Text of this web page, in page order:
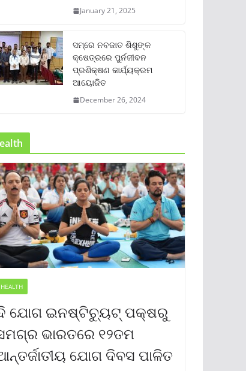
January 21, 2025
ସମ୍‌ରେ ନବଜାତ ଶିଶୁଙ୍କ
କ୍ଷେତ୍ରରେ ପୁର୍ନଜୀବନ
ପ୍ରଶିକ୍ଷଣ କାର୍ଯ୍ୟକ୍ରମ
ଆୟୋଜିତ
December 26, 2024
HEALTH
ଯୋଗ ଇନଷ୍ଟିଚ୍ୟୁଟ୍ ପକ୍ଷରୁ
ଭାରତରେ ୧୨ତମ
ଯୋଗ ଦିବସ ପାଳିତ